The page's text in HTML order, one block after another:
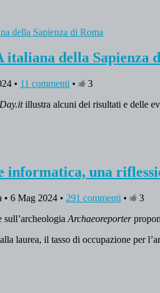
italiana della Sapienza
• 11 commenti •
3
illustra alcuni dei risultati e delle
informatica, una
6 Mag 2024 • 291 commenti •
3
Archaeoreporter
laurea, il tasso di occupazione per